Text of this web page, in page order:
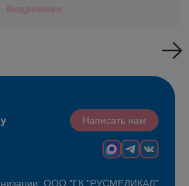
Подробнее
Написать нам
ООО "ГК "РУСМЕДИКАЛ"